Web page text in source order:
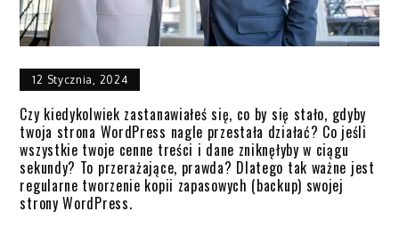
12 Stycznia, 2024
Czy kiedykolwiek zastanawiałeś się, co by się stało, gdyby
twoja strona WordPress nagle przestała działać? Co jeśli
wszystkie twoje cenne treści i dane zniknęłyby w ciągu
sekundy? To przerażające, prawda? Dlatego tak ważne jest
regularne tworzenie kopii zapasowych (backup) swojej
strony WordPress.